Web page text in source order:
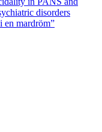
disorders
en mardröm”